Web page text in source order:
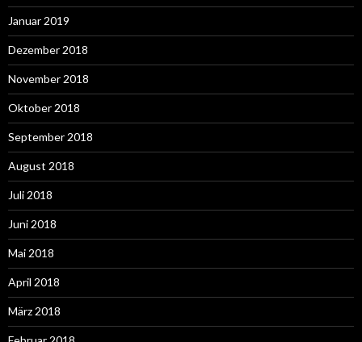
Januar 2019
Dezember 2018
November 2018
Oktober 2018
September 2018
August 2018
Juli 2018
Juni 2018
Mai 2018
April 2018
März 2018